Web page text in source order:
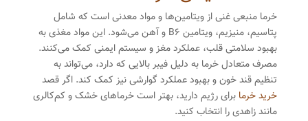
خرما منبعی غنی از ویتامین‌ها و مواد معدنی است که شامل
پتاسیم، منیزیم، ویتامین B6 و آهن می‌شود. این مواد مغذی به
بهبود سلامتی قلب، عملکرد مغز و سیستم ایمنی کمک می‌کنند.
مصرف متعادل خرما به دلیل فیبر بالایی که دارد، می‌تواند به
تنظیم قند خون و بهبود عملکرد گوارشی نیز کمک کند. اگر قصد
خرید خرما برای رژیم دارید، بهتر است خرماهای خشک و کم‌کالری
مانند زاهدی را انتخاب کنید.